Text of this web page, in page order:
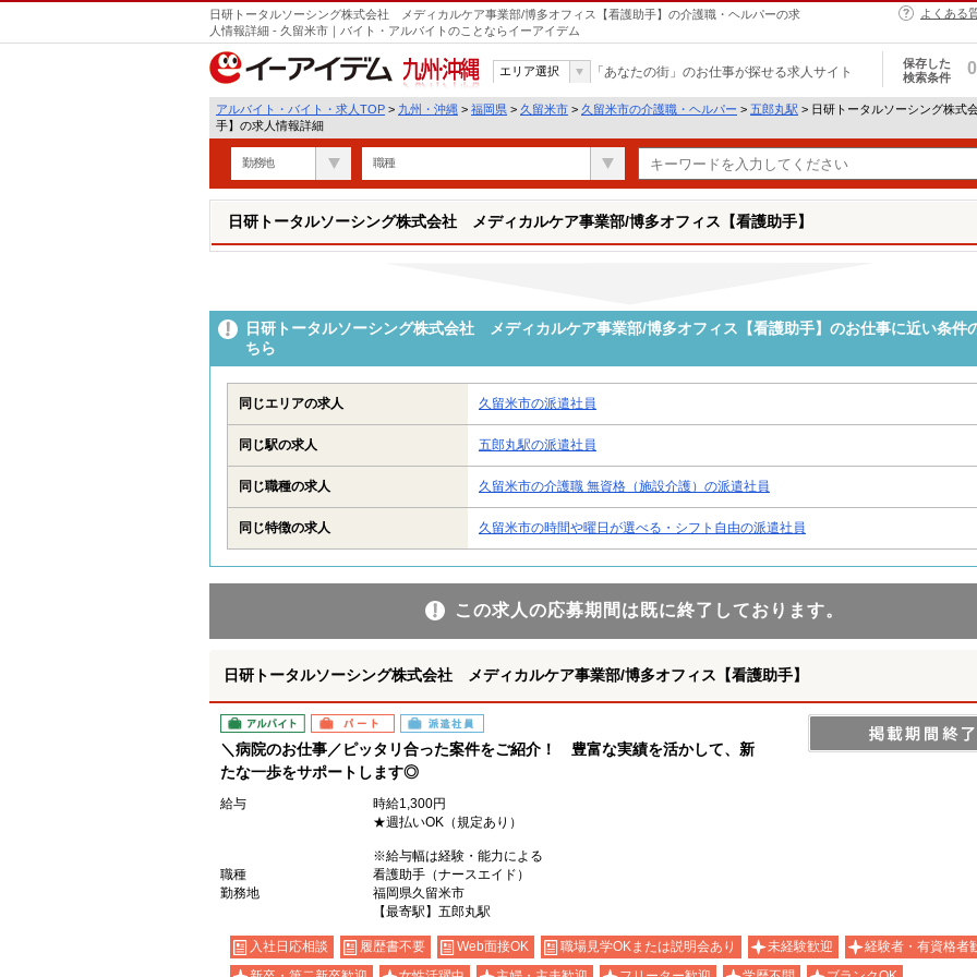
日研トータルソーシング株式会社 メディカルケア事業部/博多オフィス【看護助手】の介護職・ヘルパーの求
人情報詳細 - 久留米市｜バイト・アルバイトのことならイーアイデム
よくある
九州・沖縄
エリア選択 「あなたの街」のお仕事が探せる求人サイト
保存した
検索条件
0
アルバイト・バイト・求人TOP > 九州・沖縄 > 福岡県 > 久留米市 > 久留米市の介護職・ヘルパー > 五郎丸駅 > 日研トータルソーシング株式
手】の求人情報詳細
勤務地 職種
日研トータルソーシング株式会社 メディカルケア事業部/博多オフィス【看護助手】
日研トータルソーシング株式会社 メディカルケア事業部/博多オフィス【看護助手】のお仕事に近い条件
ちら
同じエリアの求人 久留米市の派遣社員
同じ駅の求人 五郎丸駅の派遣社員
同じ職種の求人 久留米市の介護職 無資格（施設介護）の派遣社員
同じ特徴の求人 久留米市の時間や曜日が選べる・シフト自由の派遣社員
この求人の応募期間は既に終了しております。
日研トータルソーシング株式会社 メディカルケア事業部/博多オフィス【看護助手】
アルバイト パート 派遣社員
＼病院のお仕事／ピッタリ合った案件をご紹介！ 豊富な実績を活かして、新
たな一歩をサポートします◎
給与
時給1,300円
★週払いOK（規定あり）
※給与幅は経験・能力による
職種
看護助手（ナースエイド）
勤務地
福岡県久留米市
【最寄駅】五郎丸駅
入社日応相談 履歴書不要 Web面接OK 職場見学OKまたは説明会あり 未経験歓迎
経験者・有資格者